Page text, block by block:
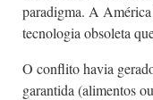
paradigma. A América
tecnologia obsoleta
O conflito havia
garantida (alimentos